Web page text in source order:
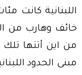
اللبنانية كانت
خائف وهارب من
من اين أتتها
مبنى الحدود